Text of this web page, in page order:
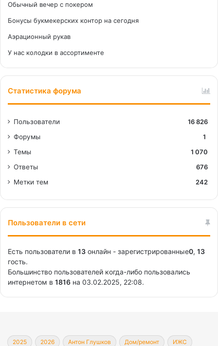
Обычный вечер с покером
Бонусы букмекерских контор на сегодня
Аэрационный рукав
У нас колодки в ассортименте
Статистика форума
Пользователи
16 826
Форумы
1
Темы
1 070
Ответы
676
Метки тем
242
Пользователи в сети
Есть пользователи в 13 онлайн - зарегистрированные0, 13
гость.
Большинство пользователей когда-либо пользовались
интернетом в 1816 на 03.02.2025, 22:08.
2025 2026 Антон Глушков Дом/ремонт ИЖС